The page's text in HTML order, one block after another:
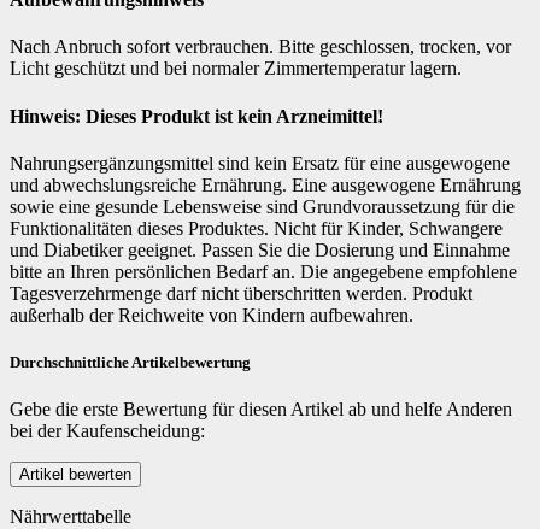
Nach Anbruch sofort verbrauchen. Bitte geschlossen, trocken, vor
Licht geschützt und bei normaler Zimmertemperatur lagern.
Hinweis: Dieses Produkt ist kein Arzneimittel!
Nahrungsergänzungsmittel sind kein Ersatz für eine ausgewogene
und abwechslungsreiche Ernährung. Eine ausgewogene Ernährung
sowie eine gesunde Lebensweise sind Grundvoraussetzung für die
Funktionalitäten dieses Produktes. Nicht für Kinder, Schwangere
und Diabetiker geeignet. Passen Sie die Dosierung und Einnahme
bitte an Ihren persönlichen Bedarf an. Die angegebene empfohlene
Tagesverzehrmenge darf nicht überschritten werden. Produkt
außerhalb der Reichweite von Kindern aufbewahren.
Durchschnittliche Artikelbewertung
Gebe die erste Bewertung für diesen Artikel ab und helfe Anderen
bei der Kaufenscheidung:
Nährwerttabelle